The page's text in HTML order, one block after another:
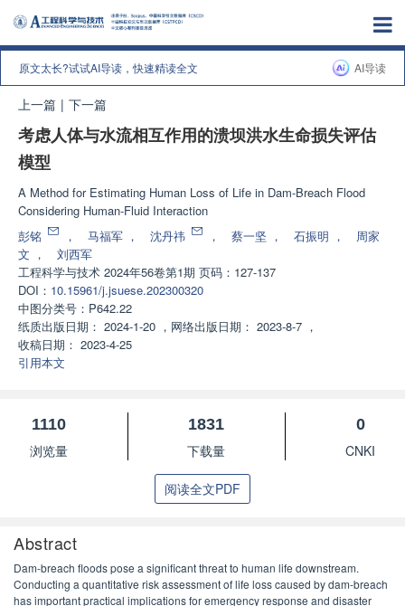
原文太长?试试AI导读，快速精读全文 AI导读
上一篇 | 下一篇
考虑人体与水流相互作用的溃坝洪水生命损失评估
模型
A Method for Estimating Human Loss of Life in Dam-Breach Flood
Considering Human-Fluid Interaction
彭铭
， 马福军 ， 沈丹祎 ， 蔡一坚 ， 石振明 ，
周家
文 ，
刘西军
工程科学与技术 2024年56卷第1期 页码：127-137
DOI： 10.15961/j.jsuese.202300320
中图分类号： P642.22
纸质出版日期： 2024-1-20 ， 网络出版日期： 2023-8-7 ，
收稿日期： 2023-4-25
引用本文
1110
浏览量
1831
下载量
0
CNKI
阅读全文PDF
Abstract
Dam-breach floods pose a significant threat to human life downstream.
Conducting a quantitative risk assessment of life loss caused by dam-breach
has important practical implications for emergency response and disaster